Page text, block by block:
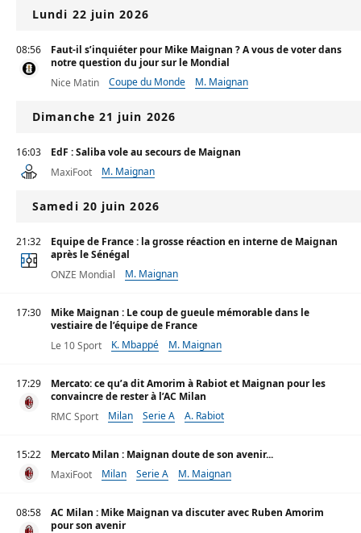
Lundi 22 juin 2026
08:56
Faut-il s’inquiéter pour Mike Maignan ? A vous de voter dans
notre question du jour sur le Mondial
Nice Matin
Coupe du Monde M. Maignan
Dimanche 21 juin 2026
16:03
EdF : Saliba vole au secours de Maignan
MaxiFoot
M. Maignan
Samedi 20 juin 2026
21:32
Equipe de France : la grosse réaction en interne de Maignan
après le Sénégal
ONZE Mondial
M. Maignan
17:30
Mike Maignan : Le coup de gueule mémorable dans le
vestiaire de l’équipe de France
Le 10 Sport
K. Mbappé M. Maignan
17:29
Mercato: ce qu’a dit Amorim à Rabiot et Maignan pour les
convaincre de rester à l’AC Milan
RMC Sport
Milan Serie A A. Rabiot
15:22
Mercato Milan : Maignan doute de son avenir...
MaxiFoot
Milan Serie A M. Maignan
08:58
AC Milan : Mike Maignan va discuter avec Ruben Amorim
pour son avenir